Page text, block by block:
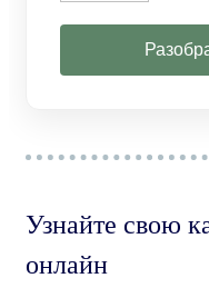
Узнайте свою
онлайн